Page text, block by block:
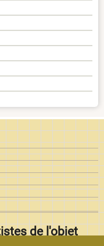
de l'objet